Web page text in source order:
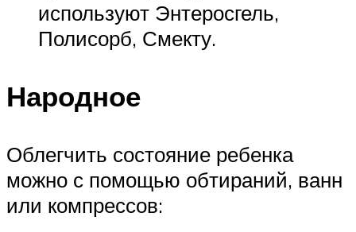
используют Энтеросгель,
Полисорб, Смекту.
Народное
Облегчить состояние ребенка
можно с помощью обтираний, ванн
или компрессов: